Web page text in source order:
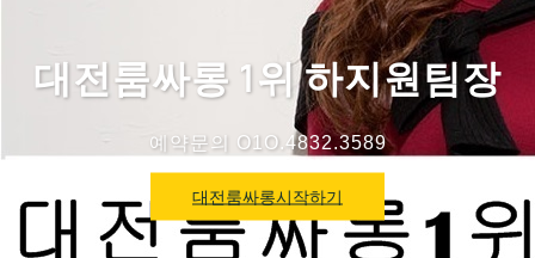
대전룸싸롱 1위 하지원팀장
예약문의 O1O.4832.3589
대전룸싸롱시작하기